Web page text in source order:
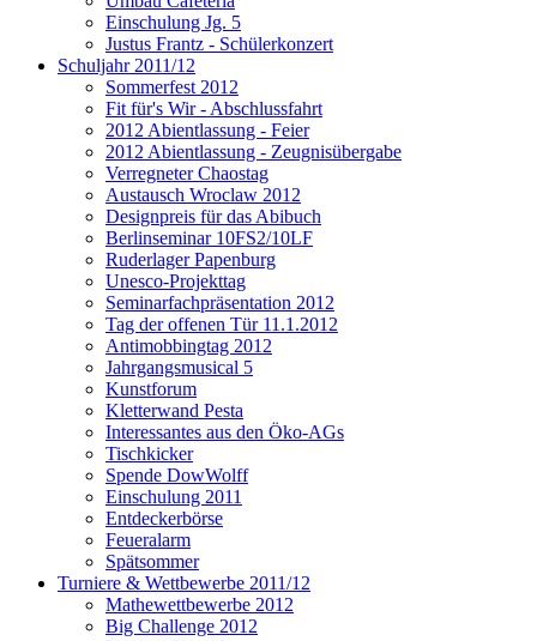
Einschulung Jg. 5
Justus Frantz - Schülerkonzert
Schuljahr 2011/12
Sommerfest 2012
Fit für's Wir - Abschlussfahrt
2012 Abientlassung - Feier
2012 Abientlassung - Zeugnisübergabe
Verregneter Chaostag
Austausch Wroclaw 2012
Designpreis für das Abibuch
Berlinseminar 10FS2/10LF
Ruderlager Papenburg
Unesco-Projekttag
Seminarfachpräsentation 2012
Tag der offenen Tür 11.1.2012
Antimobbingtag 2012
Jahrgangsmusical 5
Kunstforum
Kletterwand Pesta
Interessantes aus den Öko-AGs
Tischkicker
Spende DowWolff
Einschulung 2011
Entdeckerbörse
Feueralarm
Spätsommer
Turniere & Wettbewerbe 2011/12
Mathewettbewerbe 2012
Big Challenge 2012